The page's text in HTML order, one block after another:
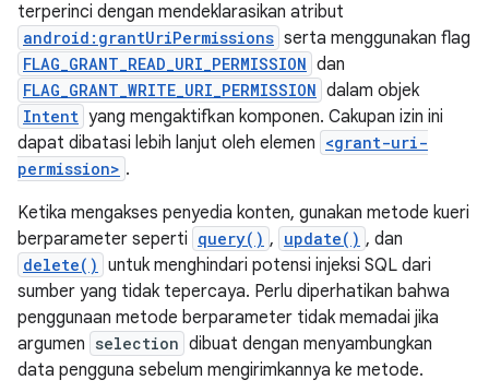
terperinci dengan mendeklarasikan atribut
android:grantUriPermissions serta menggunakan flag
FLAG_GRANT_READ_URI_PERMISSION dan
FLAG_GRANT_WRITE_URI_PERMISSION dalam objek
Intent yang mengaktifkan komponen. Cakupan izin ini
dapat dibatasi lebih lanjut oleh elemen <grant-uri-
permission> .
Ketika mengakses penyedia konten, gunakan metode kueri
berparameter seperti query() , update() , dan
delete() untuk menghindari potensi injeksi SQL dari
sumber yang tidak tepercaya. Perlu diperhatikan bahwa
penggunaan metode berparameter tidak memadai jika
argumen selection dibuat dengan menyambungkan
data pengguna sebelum mengirimkannya ke metode.